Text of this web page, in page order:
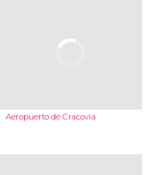
Aeropuerto de Cracovia